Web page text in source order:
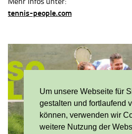
Um unsere Webseite für
gestalten und fortlaufend
können, verwenden wir
weitere Nutzung der
tennis-people.com